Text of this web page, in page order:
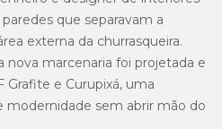
que separavam a
externa da churrasqueira.
nova marcenaria foi projetada e
Grafite e Curupixá, uma
sem abrir mão do